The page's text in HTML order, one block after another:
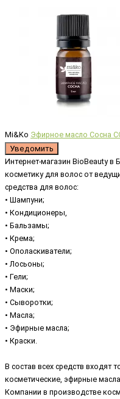
Mi&Ko Эфирное масло Сосна
Уведомить
Интернет-магазин BioBeauty в
косметику для волос от
средства для волос:
• Шампуни;
• Кондиционеры,
• Бальзамы;
• Крема;
• Ополаскиватели;
• Лосьоны;
• Гели;
• Маски;
• Сыворотки;
• Масла;
• Эфирные масла;
• Краски.
В состав всех средств входят
косметические, эфирные
Компании в производстве